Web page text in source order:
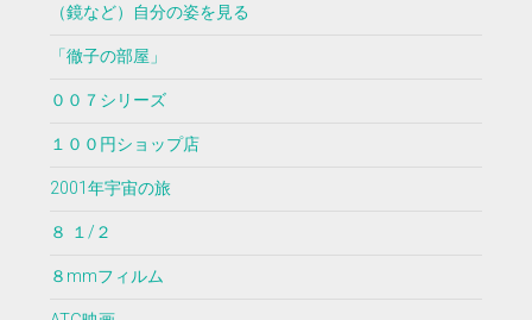
（鏡など）自分の姿を見る
「徹子の部屋」
００７シリーズ
１００円ショップ店
2001年宇宙の旅
８ １/２
８mmフィルム